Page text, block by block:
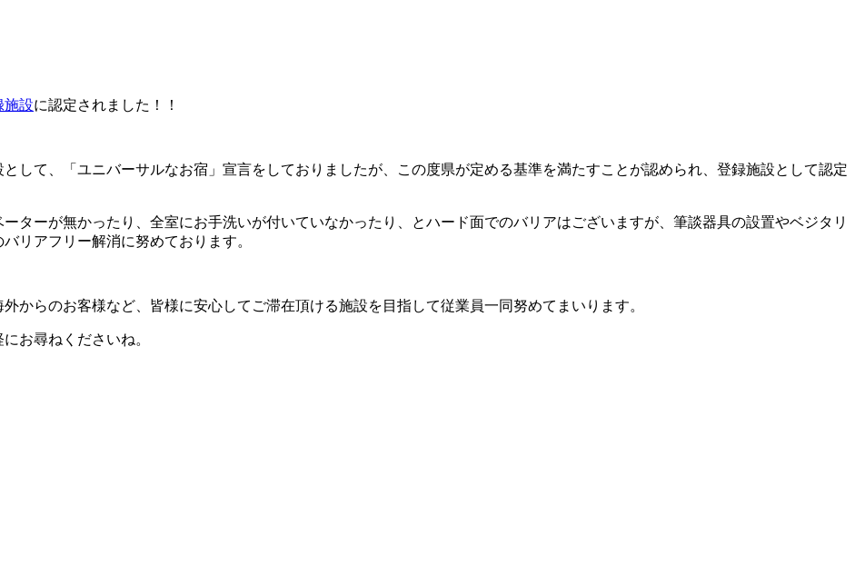
設に認定されました！！
して、「ユニバーサルなお宿」宣言をしておりましたが、この度県が定める基準を満たすことが認められ、登録施設として認定
ターが無かったり、全室にお手洗いが付いていなかったり、とハード面でのバリアはございますが、筆談器具の設置やベジタリ
リアフリー解消に努めております。
からのお客様など、皆様に安心してご滞在頂ける施設を目指して従業員一同努めてまいります。
お尋ねくださいね。